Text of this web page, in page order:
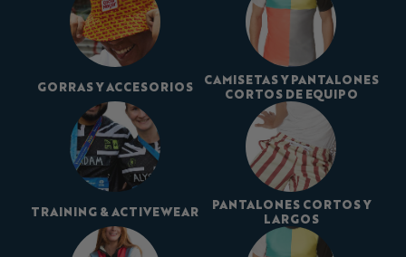
GORRAS Y ACCESORIOS
CAMISETAS Y PANTALONES
CORTOS DE EQUIPO
TRAINING & ACTIVEWEAR
PANTALONES CORTOS Y
LARGOS